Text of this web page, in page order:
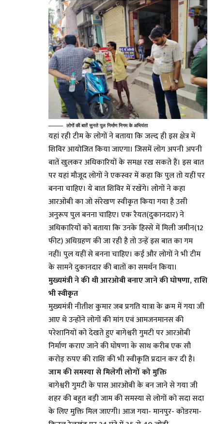
लोगों की बातें सुनते पुल निर्माण निगम के अभियंता
यहां रही टीम के लोगों ने बताया कि जल्द ही इस क्षेत्र में
शिविर आयोजित किया जाएगा। जिसमें लोग अपनी अपनी
बातें खुलकर अधिकारियों के समक्ष रख सकते हैं। इस बात
पर यहां मौजूद लोगों ने एकस्वर में कहा कि पुल तो यहीं पर
बनना चाहिए। ये बात शिविर में रखेंगे। लोगों ने कहा
आरओबी का जो संरेखण स्वीकृत किया गया है उसी
अनुरूप पुल बनना चाहिए। एक रैयत(दुकानदार) ने
अधिकारियों को बताया कि उनके हिस्से में मिली जमीन(12
फीट) अधिग्रहण की जा रही है तो उन्हें इस बात का गम
नहीं। पुल यहीं से बनना चाहिए। कई और लोगों ने भी टीम
के सामने दुकानदार की बातों का समर्थन किया।
मुख्यमंत्री ने की थी आरओबी बनाए जाने की घोषणा,राशि
भी स्वीकृत
मुख्यमंत्री नीतीश कुमार जब प्रगति यात्रा के क्रम में गया जी
आए थे उन्होंने लोगों की मांग एवं आमजनमानस की
परेशानियों को देखते हुए बागेश्वरी गुमटी पर आरओबी
निर्माण कराए जाने की घोषणा के साथ करीब एक सौ
करोड़ रुपए की राशि की भी स्वीकृति प्रदान कर दी है।
जाम की समस्या से मिलेगी लोगों को मुक्ति
बागेश्वरी गुमटी के पास आरओबी के बन जाने से गया जी
शहर की बहुत बड़ी जाम की समस्या से लोगों को सदा सदा
के लिए मुक्ति मिल जाएगी। आज गया- मानपुर- कोडरमा-